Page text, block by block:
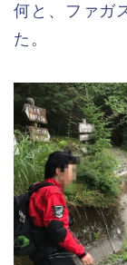
何と、ファガ
た。